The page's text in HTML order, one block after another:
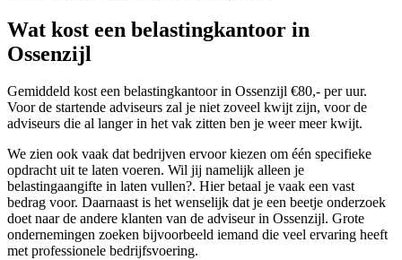
Wat kost een belastingkantoor in
Ossenzijl
Gemiddeld kost een belastingkantoor in Ossenzijl €80,- per uur.
Voor de startende adviseurs zal je niet zoveel kwijt zijn, voor de
adviseurs die al langer in het vak zitten ben je weer meer kwijt.
We zien ook vaak dat bedrijven ervoor kiezen om één specifieke
opdracht uit te laten voeren. Wil jij namelijk alleen je
belastingaangifte in laten vullen?. Hier betaal je vaak een vast
bedrag voor. Daarnaast is het wenselijk dat je een beetje onderzoek
doet naar de andere klanten van de adviseur in Ossenzijl. Grote
ondernemingen zoeken bijvoorbeeld iemand die veel ervaring heeft
met professionele bedrijfsvoering.